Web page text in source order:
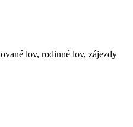
lov, rodinné lov, zájezdy